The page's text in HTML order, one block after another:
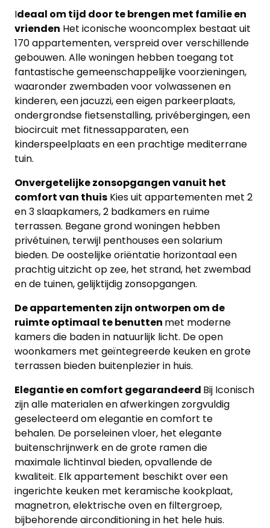
Ideaal om tijd door te brengen met familie en
vrienden Het iconische wooncomplex bestaat uit
170 appartementen, verspreid over verschillende
gebouwen. Alle woningen hebben toegang tot
fantastische gemeenschappelijke voorzieningen,
waaronder zwembaden voor volwassenen en
kinderen, een jacuzzi, een eigen parkeerplaats,
ondergrondse fietsenstalling, privébergingen, een
biocircuit met fitnessapparaten, een
kinderspeelplaats en een prachtige mediterrane
tuin.
Onvergetelijke zonsopgangen vanuit het
comfort van thuis Kies uit appartementen met 2
en 3 slaapkamers, 2 badkamers en ruime
terrassen. Begane grond woningen hebben
privétuinen, terwijl penthouses een solarium
bieden. De oostelijke oriëntatie horizontaal een
prachtig uitzicht op zee, het strand, het zwembad
en de tuinen, gelijktijdig zonsopgangen.
De appartementen zijn ontworpen om de
ruimte optimaal te benutten met moderne
kamers die baden in natuurlijk licht. De open
woonkamers met geïntegreerde keuken en grote
terrassen bieden buitenplezier in huis.
Elegantie en comfort gegarandeerd Bij Iconisch
zijn alle materialen en afwerkingen zorgvuldig
geselecteerd om elegantie en comfort te
behalen. De porseleinen vloer, het elegante
buitenschrijnwerk en de grote ramen die
maximale lichtinval bieden, opvallende de
kwaliteit. Elk appartement beschikt over een
ingerichte keuken met keramische kookplaat,
magnetron, elektrische oven en filtergroep,
bijbehorende airconditioning in het hele huis.